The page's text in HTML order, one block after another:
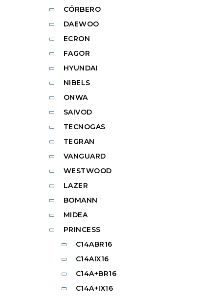
CÓRBERO
DAEWOO
ECRON
FAGOR
HYUNDAI
NIBELS
ONWA
SAIVOD
TECNOGAS
TEGRAN
VANGUARD
WESTWOOD
LAZER
BOMANN
MIDEA
PRINCESS
C14ABR16
C14AIX16
C14A+BR16
C14A+IX16